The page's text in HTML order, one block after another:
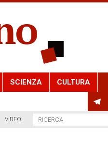
SCIENZA CULTURA
VIDEO